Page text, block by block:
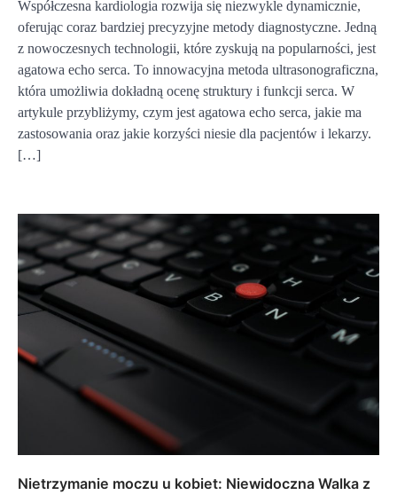
Współczesna kardiologia rozwija się niezwykle dynamicznie,
oferując coraz bardziej precyzyjne metody diagnostyczne. Jedną
z nowoczesnych technologii, które zyskują na popularności, jest
agatowa echo serca. To innowacyjna metoda ultrasonograficzna,
która umożliwia dokładną ocenę struktury i funkcji serca. W
artykule przybliżymy, czym jest agatowa echo serca, jakie ma
zastosowania oraz jakie korzyści niesie dla pacjentów i lekarzy.
[…]
Nietrzymanie moczu u kobiet: Niewidoczna Walka z